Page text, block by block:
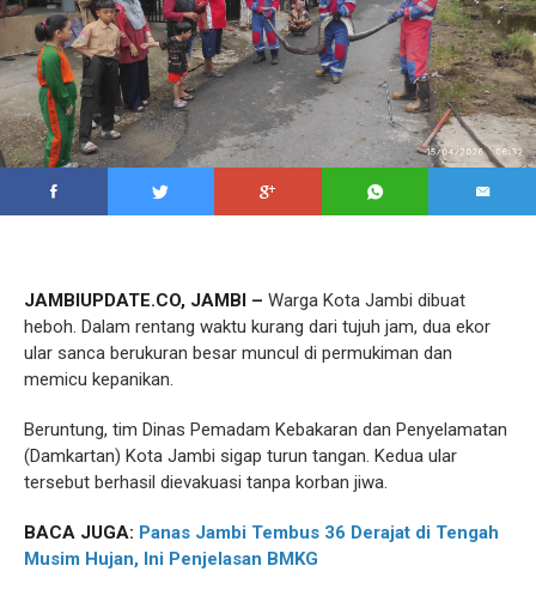
JAMBIUPDATE.CO, JAMBI – Warga Kota Jambi dibuat
heboh. Dalam rentang waktu kurang dari tujuh jam, dua ekor
ular sanca berukuran besar muncul di permukiman dan
memicu kepanikan.
Beruntung, tim Dinas Pemadam Kebakaran dan Penyelamatan
(Damkartan) Kota Jambi sigap turun tangan. Kedua ular
tersebut berhasil dievakuasi tanpa korban jiwa.
BACA JUGA: Panas Jambi Tembus 36 Derajat di Tengah
Musim Hujan, Ini Penjelasan BMKG